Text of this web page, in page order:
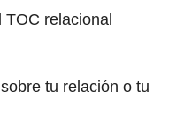
relacional
tu relación o tu